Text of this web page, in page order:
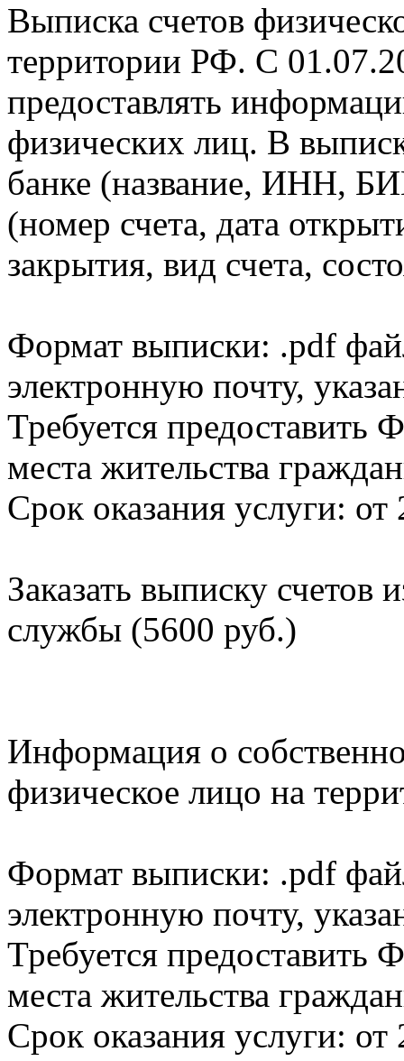
Выписка счетов
территории РФ. С
предоставлять
физических лиц. В
банке (название, ИНН,
(номер счета, дата
закрытия, вид счета,
Формат выписки: .pdf
электронную почту,
Требуется
места жительства
Срок оказания услуги: от
Заказать выписку счетов
службы (5600 руб.)
Информация о
физическое лицо на
Формат выписки: .pdf
электронную почту,
Требуется
места жительства
Срок оказания услуги: от